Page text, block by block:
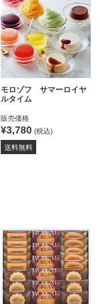
モロゾフ サマーロイヤ
ルタイム
販売価格
¥3,780 (税込)
送料無料